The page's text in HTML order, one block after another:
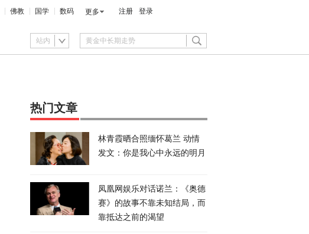
佛教 国学 数码 更多 注册 登录
站内
热门文章
林青霞晒合照缅怀葛兰 动情
发文：你是我心中永远的明月
凤凰网娱乐对话诺兰：《奥德
赛》的故事不靠未知结局，而
靠抵达之前的渴望